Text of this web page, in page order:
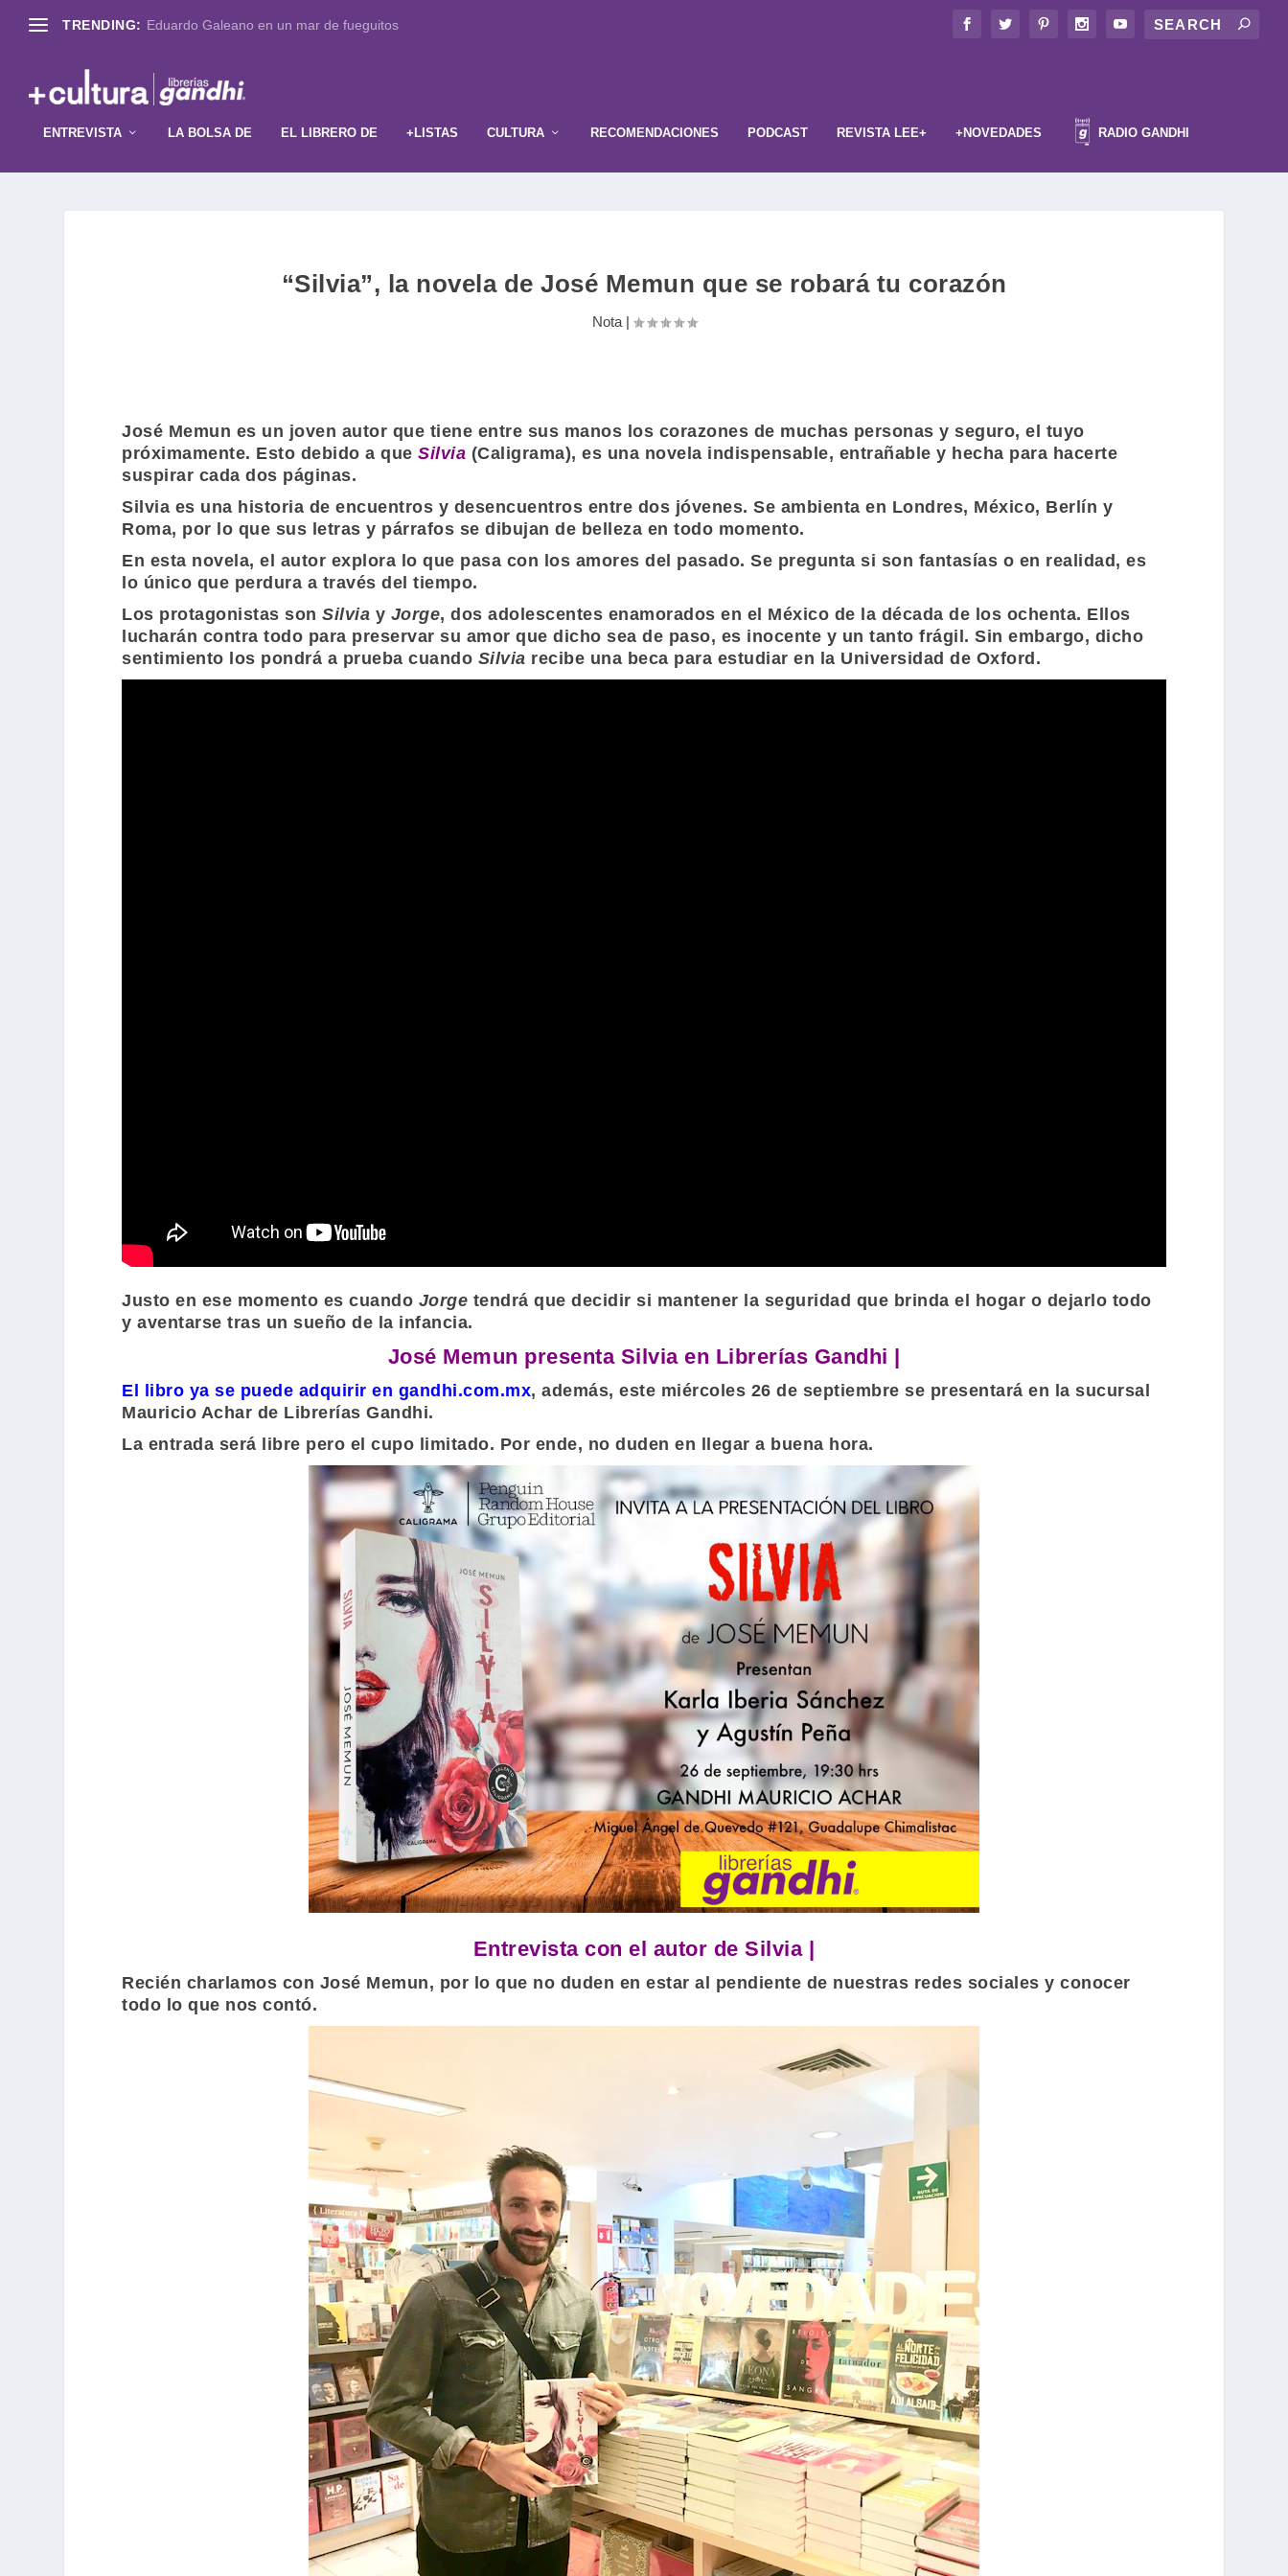
TRENDING: Eduardo Galeano en un mar de fueguitos
ENTREVISTA LA BOLSA DE EL LIBRERO DE +LISTAS CULTURA RECOMENDACIONES PODCAST REVISTA LEE+ +NOVEDADES RADIO GANDHI
“Silvia”, la novela de José Memun que se robará tu corazón
Nota|
José Memun es un joven autor que tiene entre sus manos los corazones de muchas personas y seguro, el tuyo
próximamente. Esto debido a queSilvia (Caligrama), es una novela indispensable, entrañable y hecha para hacerte
suspirar cada dos páginas.
Silvia es una historia de encuentros y desencuentros entre dos jóvenes. Se ambienta en Londres, México, Berlín y
Roma, por lo que sus letras y párrafos se dibujan de belleza en todo momento.
En esta novela, el autor explora lo que pasa con los amores del pasado. Se pregunta si son fantasías o en realidad, es
lo único que perdura a través del tiempo.
Los protagonistas sonSilvia y Jorge, dos adolescentes enamorados en el México de la década de los ochenta. Ellos
lucharán contra todo para preservar su amor que dicho sea de paso, es inocente y un tanto frágil. Sin embargo, dicho
sentimiento los pondrá a prueba cuando Silvia recibe una beca para estudiar en la Universidad de Oxford.
Justo en ese momento es cuando Jorge tendrá que decidir si mantener la seguridad que brinda el hogar o dejarlo todo
y aventarse tras un sueño de la infancia.
José Memun presenta Silvia en Librerías Gandhi |
El libro ya se puede adquirir en gandhi.com.mx, además, este miércoles 26 de septiembre se presentará en la sucursal
Mauricio Achar de Librerías Gandhi.
La entrada será libre pero el cupo limitado. Por ende, no duden en llegar a buena hora.
Entrevista con el autor de Silvia |
Recién charlamos con José Memun, por lo que no duden en estar al pendiente de nuestras redes sociales y conocer
todo lo que nos contó.